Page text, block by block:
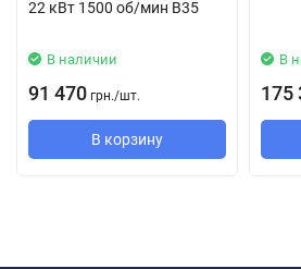
22 кВт 1500 об/мин В35
В наличии
91 470 грн./шт.
В корзину
В
175